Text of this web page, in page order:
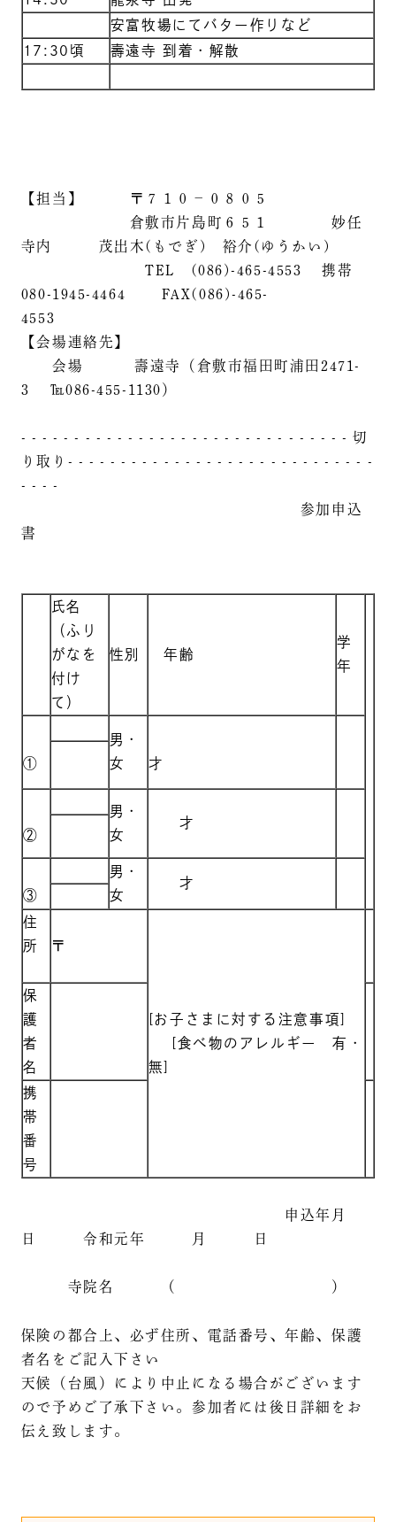
安富牧場にてバター作りなど
17:30頃
壽遠寺 到着・解散
【担当】 〒７１０－０８０５
倉敷市片島町６５１ 妙任
寺内 茂出木(もでぎ) 裕介(ゆうかい)
TEL (086)-465-4553 携帯
080-1945-4464 FAX(086)-465-
4553
【会場連絡先】
会場 壽遠寺（倉敷市福田町浦田2471-
3 ℡086-455-1130）
- - - - - - - - - - - - - - - - - - - - - - - - - - - - - - - 切
り取り- - - - - - - - - - - - - - - - - - - - - - - - - - - - -
- - - -
参加申込
書
氏名
（ふり
がなを
付け
て）
性別 年齢
学
年
①
男・
女
才
②
男・
女
才
③
男・
女
才
住
所
〒
[お子さまに対する注意事項]
[食べ物のアレルギー 有・
無]
保
護
者
名
携
帯
番
号
申込年月
日 令和元年 月 日
寺院名 （ ）
保険の都合上、必ず住所、電話番号、年齢、保護
者名をご記入下さい
天候（台風）により中止になる場合がございます
ので予めご了承下さい。参加者には後日詳細をお
伝え致します。